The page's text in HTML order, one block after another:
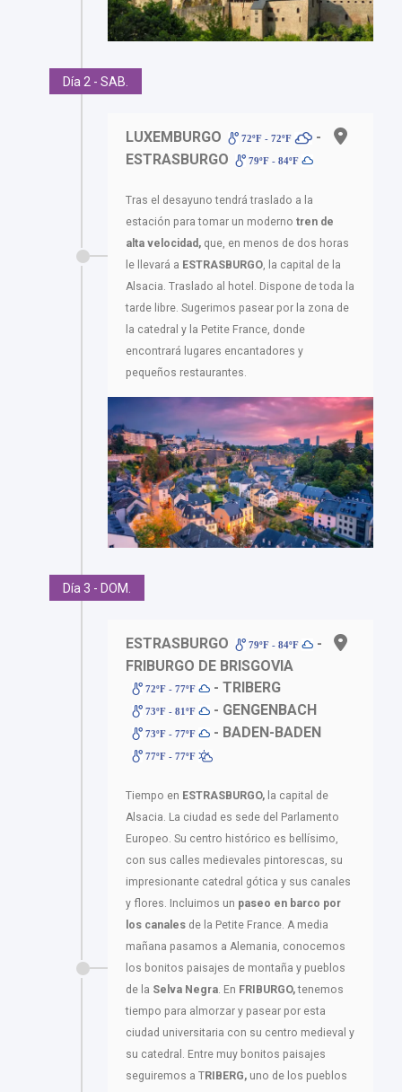
Día 2 - SAB.
LUXEMBURGO 72ºF - 72ºF
-
ESTRASBURGO
79ºF - 84ºF
Tras el desayuno tendrá traslado a la
estación para tomar un moderno tren de
alta velocidad, que, en menos de dos horas
le llevará a ESTRASBURGO , la capital de la
Alsacia. Traslado al hotel. Dispone de toda la
tarde libre. Sugerimos pasear por la zona de
la catedral y la Petite France, donde
encontrará lugares encantadores y
pequeños restaurantes.
Día 3 - DOM.
ESTRASBURGO 79ºF - 84ºF
-
FRIBURGO DE BRISGOVIA
72ºF - 77ºF - TRIBERG
73ºF - 81ºF - GENGENBACH
73ºF - 77ºF - BADEN-BADEN
77ºF - 77ºF
Tiempo en ESTRASBURGO, la capital de
Alsacia. La ciudad es sede del Parlamento
Europeo. Su centro histórico es bellísimo,
con sus calles medievales pintorescas, su
impresionante catedral gótica y sus canales
y flores. Incluimos un paseo en barco por
los canales de la Petite France. A media
mañana pasamos a Alemania, conocemos
los bonitos paisajes de montaña y pueblos
de la Selva Negra. En FRIBURGO,tenemos
tiempo para almorzar y pasear por esta
ciudad universitaria con su centro medieval y
su catedral. Entre muy bonitos paisajes
seguiremos a TRIBERG, uno de los pueblos